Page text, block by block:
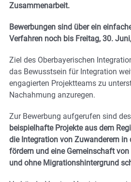
Zusammenarbeit.
Bewerbungen sind über ein
Verfahren noch bis Freitag, 30.
Ziel des Oberbayerischen
das Bewusstsein für Integra­tion
engagierten Projektteams zu
Nachahmung anzuregen.
Zur Bewerbung aufgerufen sind
beispielhafte Projekte aus dem
die Integration von Zuwan­derern in
fördern und eine Gemeinschaft
und ohne Migrationshintergrund